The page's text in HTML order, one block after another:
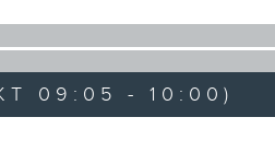
09:05 - 10:00)